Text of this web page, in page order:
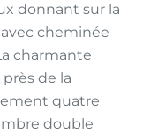
donnant sur la
cheminée
charmante
de la
quatre
double